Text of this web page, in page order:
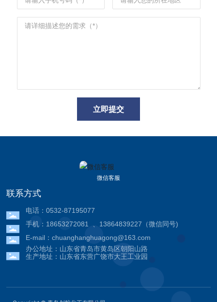
立即提交
微信客服
联系方式
电话：0532-87195077
手机： 18653272081 、 13864839227 （微信同号)
E-mail：chuanghanghuagong@163.com
办公地址：山东省青岛市黄岛区朝阳山路
生产地址：山东省东营广饶市大王工业园